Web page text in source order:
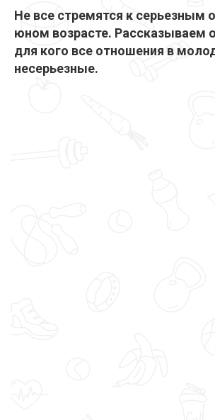
Не все стремятся к серьезным
юном возрасте. Рассказываем
для кого все отношения в
несерьезные.